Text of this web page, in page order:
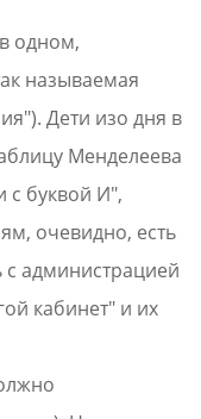
одном,
называемая
Дети изо дня в
Менделеева
буквой И",
очевидно, есть
с администрацией
кабинет" и их